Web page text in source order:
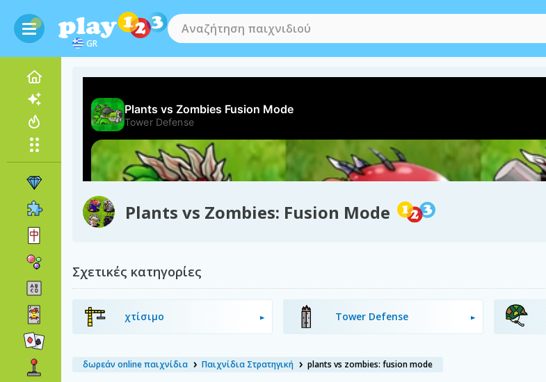
GR
Plants vs Zombies: Fusion Mode
Σχετικές κατηγορίες
χτίσιμο Tower Defense
δωρεάν online παιχνίδια Παιχνίδια Στρατηγική plants vs zombies: fusion mode